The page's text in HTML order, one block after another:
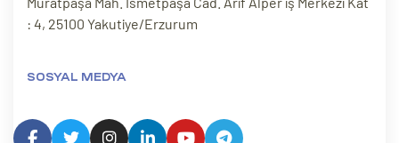
: 4, 25100 Yakutiye/Erzurum
SOSYAL MEDYA